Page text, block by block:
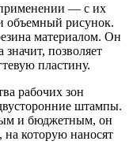
— с их
объемный рисунок.
материалом. Он
позволяет
пластину.
рабочих зон
штампы.
и бюджетным, он
на которую наносят